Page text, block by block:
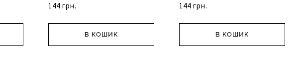
144 грн.
В КОШИК
144 грн.
В КОШИК